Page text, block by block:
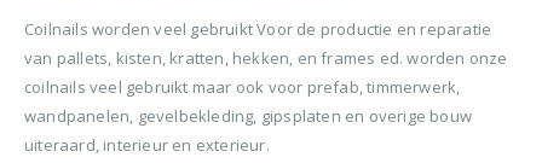
Coilnails worden veel gebruikt Voor de productie en reparatie
van pallets, kisten, kratten, hekken, en frames ed. worden onze
coilnails veel gebruikt maar ook voor prefab, timmerwerk,
wandpanelen, gevelbekleding, gipsplaten en overige bouw
uiteraard, interieur en exterieur.
0 out of 5
€ 88,35
BTW)
Rolnagels RVS 2.5x65mm (1200st) plastic gebonden
0out of 5
€680,00
Oorspronkelijke
prijs
€ 565,00Huidige
prijs
€683,65 incl.